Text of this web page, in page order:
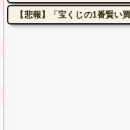
【悲報】「宝くじの1番賢